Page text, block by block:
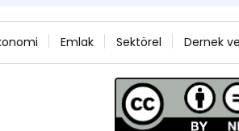
Emlak Sektörel Dernek